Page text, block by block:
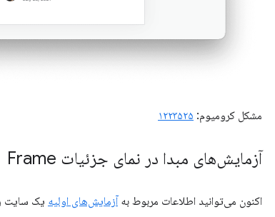
مشکل کرومیوم: ۱۲۲۳۵۲۵
آزمایش‌های مبدا در نمای جزئیات Frame
اکنون می‌توانید اطلاعات مربوط بهآزمایش‌های اولیه یک سایت